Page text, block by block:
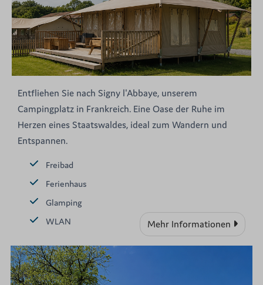
Entfliehen Sie nach Signy l'Abbaye, unserem
Campingplatz in Frankreich. Eine Oase der Ruhe im
Herzen eines Staatswaldes, ideal zum Wandern und
Entspannen.
Freibad
Ferienhaus
Glamping
WLAN
Mehr Informationen